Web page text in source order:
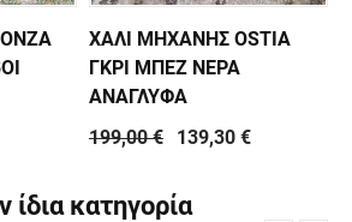
ΧΑΛΙ ΜΗΧΑΝΗΣ OSTIA
ΓΚΡΙ ΜΠΕΖ ΝΕΡΑ
ΑΝΑΓΛΥΦΑ
199,00 €
139,30 €
ίδια κατηγορία